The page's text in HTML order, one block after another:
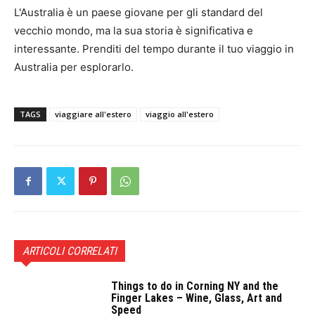
L'Australia è un paese giovane per gli standard del
vecchio mondo, ma la sua storia è significativa e
interessante. Prenditi del tempo durante il tuo viaggio in
Australia per esplorarlo.
TAGS viaggiare all'estero viaggio all'estero
ARTICOLI CORRELATI
Things to do in Corning NY and the
Finger Lakes – Wine, Glass, Art and
Speed